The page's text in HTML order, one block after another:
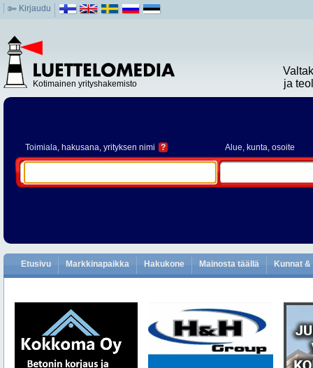
Kirjaudu
Kotimainen yrityshakemisto
ja
Toimiala, hakusana, yrityksen nimi ? Alue, kunta, osoite
Etusivu Markkinapaikka Hakukone Mainosta täällä Kunnat